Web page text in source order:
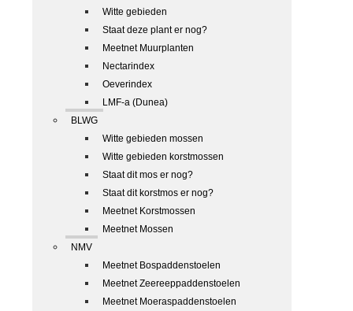
Witte gebieden
Staat deze plant er nog?
Meetnet Muurplanten
Nectarindex
Oeverindex
LMF-a (Dunea)
BLWG
Witte gebieden mossen
Witte gebieden korstmossen
Staat dit mos er nog?
Staat dit korstmos er nog?
Meetnet Korstmossen
Meetnet Mossen
NMV
Meetnet Bospaddenstoelen
Meetnet Zeereeppaddenstoelen
Meetnet Moeraspaddenstoelen